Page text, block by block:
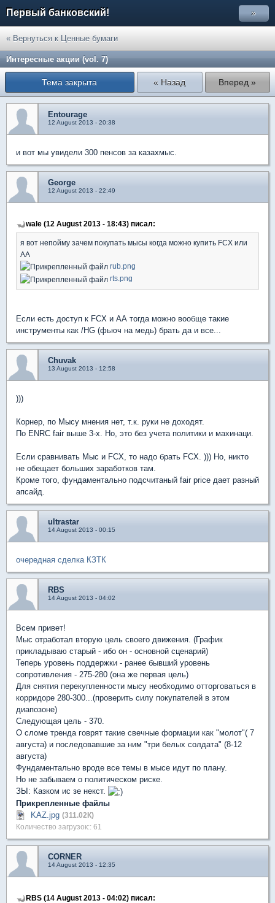
Первый банковский! »
« Вернуться к Ценные бумаги
Интересные акции (vol. 7)
Тема закрыта « Назад Вперед »
Entourage
12 August 2013 - 20:38
и вот мы увидели 300 пенсов за казахмыс.
George
12 August 2013 - 22:49
wale (12 August 2013 - 18:43) писал:
я вот непойму зачем покупать мысы когда можно купить FCX или
АА
rub.png
rts.png
Если есть доступ к FCX и АА тогда можно вообще такие
инструменты как /HG (фьюч на медь) брать да и все...
Chuvak
13 August 2013 - 12:58
)))
Корнер, по Мысу мнения нет, т.к. руки не доходят.
По ENRC fair выше 3-х. Но, это без учета политики и махинаци.
Если сравнивать Мыс и FCX, то надо брать FCX. ))) Но, никто
не обещает больших заработков там.
Кроме того, фундаментально подсчитаный fair price дает разный
апсайд.
ultrastar
14 August 2013 - 00:15
очередная сделка КЗТК
RBS
14 August 2013 - 04:02
Всем привет!
Мыс отработал вторую цель своего движения. (График
прикладываю старый - ибо он - основной сценарий)
Теперь уровень поддержки - ранее бывший уровень
сопротивления - 275-280 (она же первая цель)
Для снятия перекупленности мысу необходимо отторговаться в
корридоре 280-300...(проверить силу покупателей в этом
диапозоне)
Следующая цель - 370.
О сломе тренда говрят такие свечные формации как "молот"( 7
августа) и последовавшие за ним "три белых солдата" (8-12
августа)
Фундаментально вроде все темы в мысе идут по плану.
Но не забываем о политическом риске.
ЗЫ: Казком ис зе некст.
Прикрепленные файлы
KAZ.jpg (311.02К)
Количество загрузок:: 61
CORNER
14 August 2013 - 12:35
RBS (14 August 2013 - 04:02) писал: